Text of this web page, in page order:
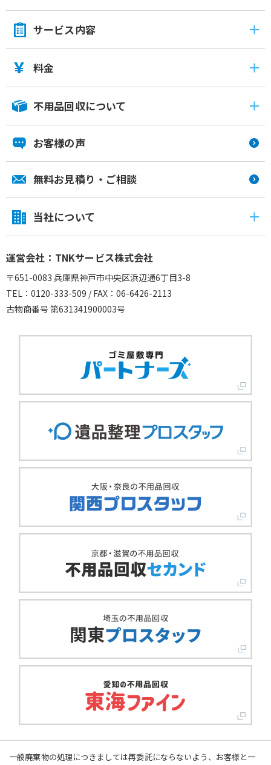
サービス内容
料金
不用品回収について
お客様の声
無料お見積り・ご相談
当社について
運営会社：TNKサービス株式会社
〒651-0083 兵庫県神戸市中央区浜辺通6丁目3-8
TEL：0120-333-509 / FAX：06-6426-2113
古物商番号 第631341900003号
一般廃棄物の処理につきましては再委託にならないよう、お客様と一